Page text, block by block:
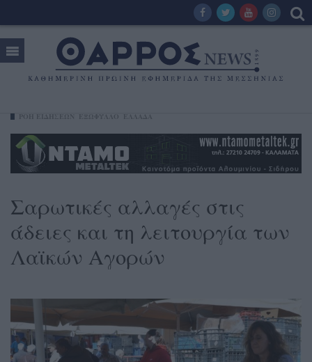
Σαρωτικές αλλαγές στις
άδειες και τη λειτουργία των
Λαϊκών Αγορών